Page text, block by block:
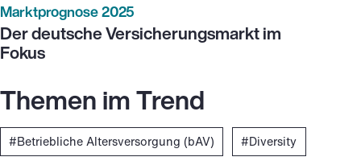
Marktprognose 2025
Der deutsche Versicherungsmarkt im
Fokus
Themen im Trend
Betriebliche Altersversorgung (bAV) Diversity